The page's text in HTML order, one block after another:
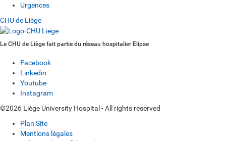
Urgences
CHU de Liège
Le CHU de Liège fait partie du réseau hospitalier Elipse
Facebook
Linkedin
Youtube
Instagram
©2026 Liège University Hospital - All rights reserved
Plan Site
Mentions légales